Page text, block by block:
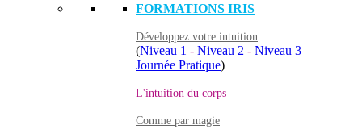
FORMATIONS IRIS
Développez votre intuition
(Niveau 1 - Niveau 2 - Niveau 3
Journée Pratique)
L'intuition du corps
Comme par magie